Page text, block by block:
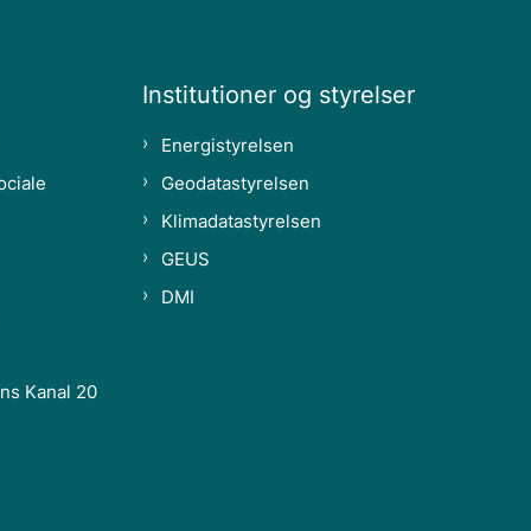
Kanal 20
Institutioner og styrelser
Energistyrelsen
Geodatastyrelsen
Klimadatastyrelsen
GEUS
DMI